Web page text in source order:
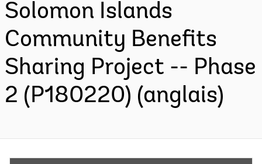
Solomon Islands
Community Benefits
Sharing Project -- Phase
2 (P180220) (anglais)